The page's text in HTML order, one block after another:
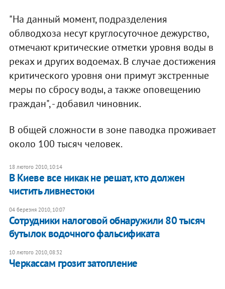
"На данный момент, подразделения
облводхоза несут круглосуточное дежурство,
отмечают критические отметки уровня воды в
реках и других водоемах. В случае достижения
критического уровня они примут экстренные
меры по сбросу воды, а также оповещению
граждан", - добавил чиновник.
В общей сложности в зоне паводка проживает
около 100 тысяч человек.
18 лютого 2010, 10:14
В Киеве все никак не решат, кто должен
чистить ливнестоки
04 березня 2010, 10:07
Сотрудники налоговой обнаружили 80 тысяч
бутылок водочного фальсификата
10 лютого 2010, 08:32
Черкассам грозит затопление